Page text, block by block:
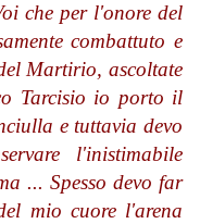
che per l'onore del
combattuto e
Martirio, ascoltate
Tarcisio io porto il
e tuttavia devo
l'inistimabile
... Spesso devo far
mio cuore l'arena